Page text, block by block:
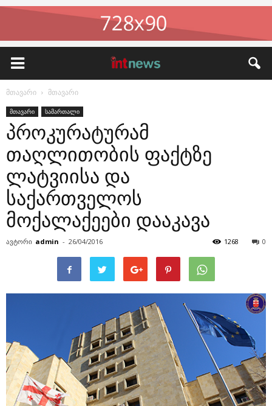
მთავარი მთავარი
მთავარი სამართალი
პროკურატურამ
თაღლითობის ფაქტზე
ლატვიისა და
საქართველოს
მოქალაქეები დააკავა
ავტორი admin - 26/04/2016 0
1268